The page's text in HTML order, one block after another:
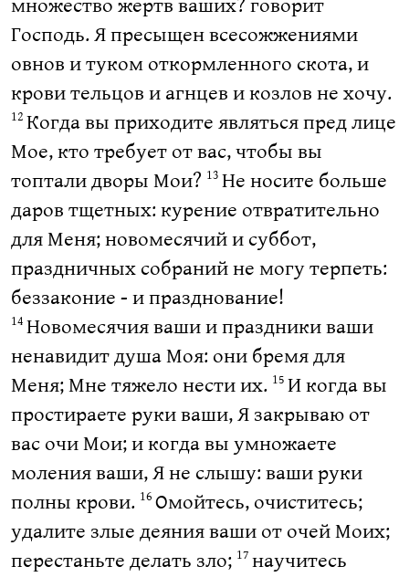
Господь. Я пресыщен всесожжениями
овнов и туком откормленного скота, и
крови тельцов и агнцев и козлов не хочу.
12 Когда вы приходите являться пред лице
Мое, кто требует от вас, чтобы вы
топтали дворы Мои? 13 Не носите больше
даров тщетных: курение отвратительно
для Меня; новомесячий и суббот,
праздничных собраний не могу терпеть:
беззаконие - и празднование!
14 Новомесячия ваши и праздники ваши
ненавидит душа Моя: они бремя для
Меня; Мне тяжело нести их. 15 И когда вы
простираете руки ваши, Я закрываю от
вас очи Мои; и когда вы умножаете
моления ваши, Я не слышу: ваши руки
полны крови. 16 Омойтесь, очиститесь;
удалите злые деяния ваши от очей Моих;
перестаньте делать зло; 17 научитесь